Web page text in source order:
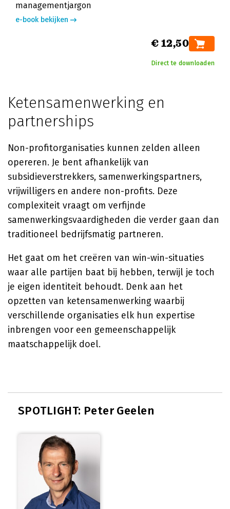
managementjargon
e-book bekijken
€ 12,50
Direct te downloaden
Ketensamenwerking en
partnerships
Non-profitorganisaties kunnen zelden alleen
opereren. Je bent afhankelijk van
subsidieverstrekkers, samenwerkingspartners,
vrijwilligers en andere non-profits. Deze
complexiteit vraagt om verfijnde
samenwerkingsvaardigheden die verder gaan dan
traditioneel bedrijfsmatig partneren.
Het gaat om het creëren van win-win-situaties
waar alle partijen baat bij hebben, terwijl je toch
je eigen identiteit behoudt. Denk aan het
opzetten van ketensamenwerking waarbij
verschillende organisaties elk hun expertise
inbrengen voor een gemeenschappelijk
maatschappelijk doel.
SPOTLIGHT: Peter Geelen